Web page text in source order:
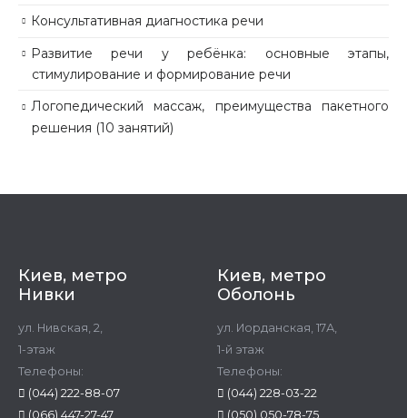
Консультативная диагностика речи
Развитие речи у ребёнка: основные этапы,
стимулирование и формирование речи
Логопедический массаж, преимущества пакетного
решения (10 занятий)
Киев, метро
Нивки
ул. Нивская, 2,
1-этаж
Телефоны:
(044) 222-88-07
(066) 447-27-47
Киев, метро
Оболонь
ул. Иорданская, 17А,
1-й этаж
Телефоны:
(044) 228-03-22
(050) 050-78-75